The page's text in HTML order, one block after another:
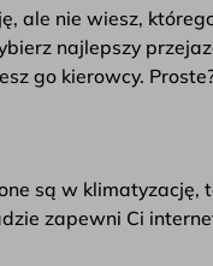
ale nie wiesz,
najlepszy
go kierowcy.
są w klimatyzację,
zapewni Ci